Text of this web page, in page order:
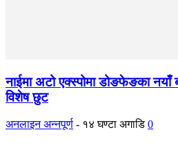
नाईमा अटो एक्स्पोमा डोङफेङका
विशेष छुट
अनलाइन अन्नपूर्ण - १४ घण्टा अगाडि 0